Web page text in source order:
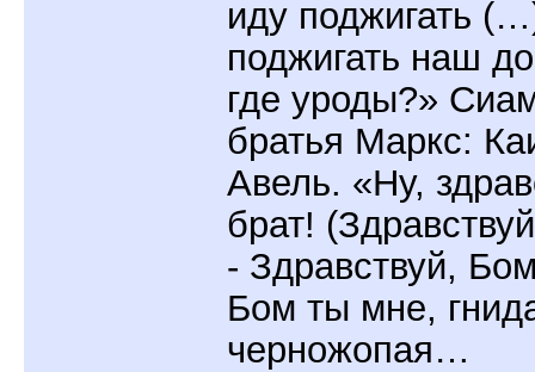
иду поджигать
поджигать наш
где уроды?»
братья Маркс:
Авель. «Ну,
брат!
- Здравствуй,
Бом ты мне,
черножопая…